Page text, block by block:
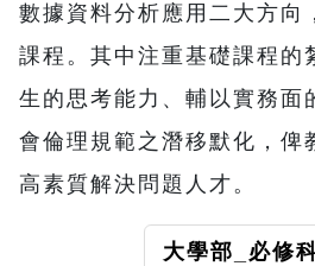
數據資料分析應用二大方向
課程。其中注重基礎課程的
生的思考能力、輔以實務面
會倫理規範之潛移默化，俾
高素質解決問題人才。
大學部_必修